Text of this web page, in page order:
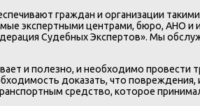
граждан и организации такими
экспертными центрами, бюро, АНО
Судебных Экспертов». Мы
и полезно, и необходимо провести
доказать, что
средство, которое